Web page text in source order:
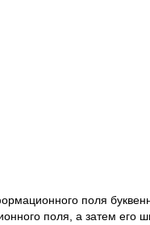
поля
поля, а затем его